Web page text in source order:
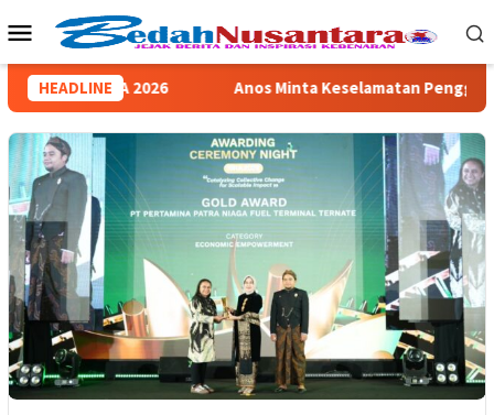
ke
Menu
Mobile
HEADLINE
ISRA 2026 Anos Minta Keselamatan Pengguna